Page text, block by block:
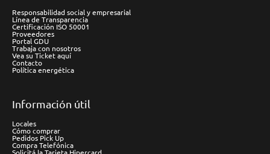
Responsabilidad social y empresarial
Línea de Transparencia
Certificación ISO 50001
Proveedores
Portal GDU
Trabaja con nosotros
Vea su Ticket aquí
Contacto
Política energética
Información útil
Locales
Cómo comprar
Pedidos Pick Up
Compra Telefónica